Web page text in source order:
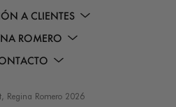
A CLIENTES
ROMERO
Regina Romero 2026